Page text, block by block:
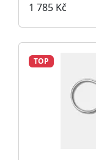
1 785 Kč
TOP